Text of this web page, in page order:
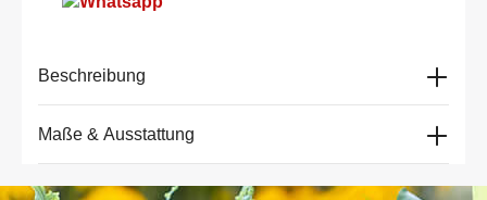
Beschreibung
Maße & Ausstattung